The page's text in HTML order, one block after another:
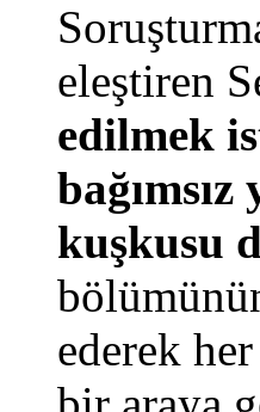
eleştiren
edilmek
kuşkusu
ederek